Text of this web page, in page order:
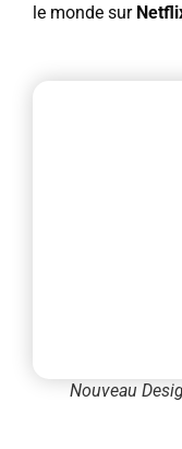
le monde sur
Nouveau